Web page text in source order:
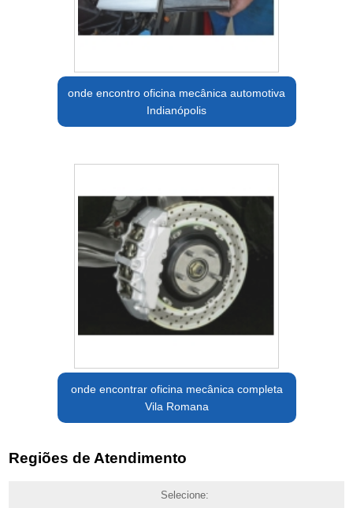
onde encontro oficina mecânica automotiva
Indianópolis
onde encontrar oficina mecânica completa
Vila Romana
Regiões de Atendimento
Selecione: